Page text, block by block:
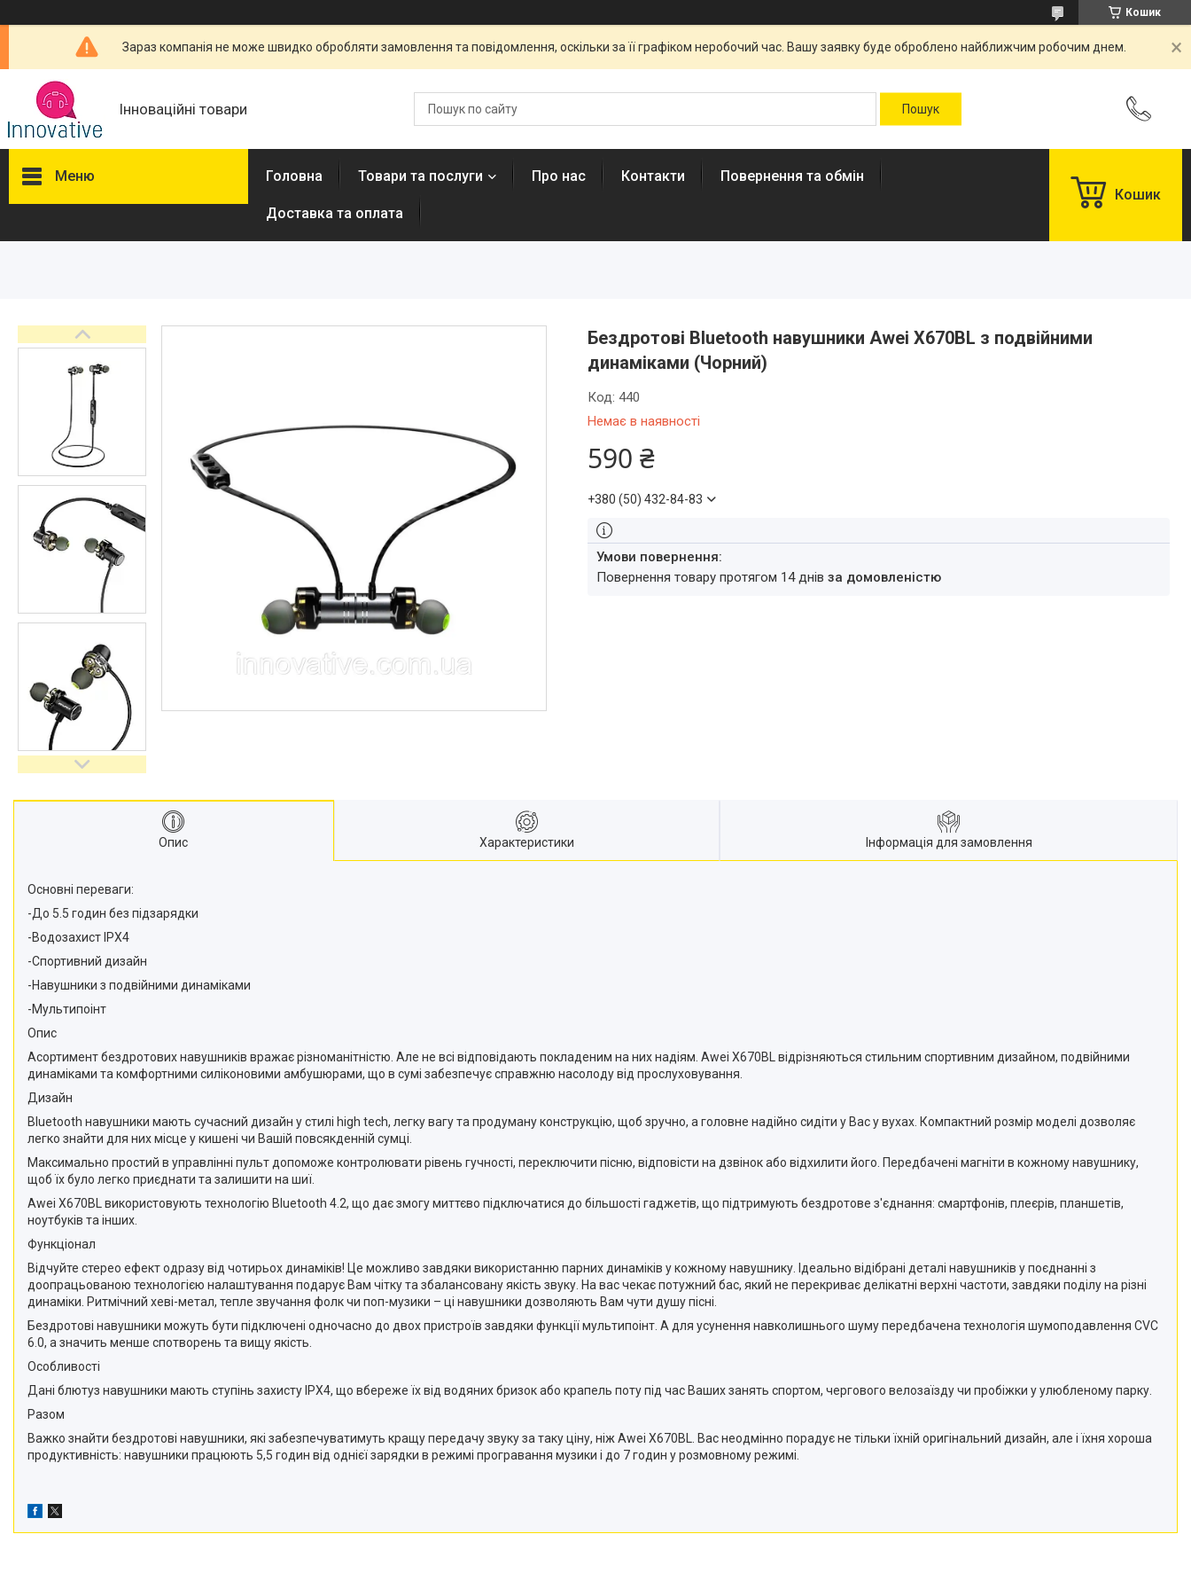
Кошик
Зараз компанія не може швидко обробляти замовлення та повідомлення, оскільки за її графіком неробочий час. Вашу заявку буде оброблено найближчим робочим днем.
Інноваційні товари
Меню
Доставка та оплата
Повернення та обмін
Головна Товари та послуги Про нас Контакти Повернення та обмін
Доставка та оплата
Кошик
Бездротові Bluetooth навушники Awei X670BL з подвійними
динаміками (Чорний)
Немає в наявності
Код: 440
590 ₴
+380 (50) 432-84-83
повернення товару протягом 14 днів за домовленістю
Опис Характеристики Інформація для замовлення
Основні переваги:
-До 5.5 годин без підзарядки
-Водозахист IPX4
-Спортивний дизайн
-Навушники з подвійними динаміками
-Мультипоінт
Опис
Асортимент бездротових навушників вражає різноманітністю. Але не всі відповідають покладеним на них надіям. Awei X670BL відрізняються стильним спортивним дизайном, подвійними
динаміками та комфортними силіконовими амбушюрами, що в сумі забезпечує справжню насолоду від прослуховування.
Дизайн
Bluetooth навушники мають сучасний дизайн у стилі high tech, легку вагу та продуману конструкцію, щоб зручно, а головне надійно сидіти у Вас у вухах. Компактний розмір моделі дозволяє
легко знайти для них місце у кишені чи Вашій повсякденній сумці.
Максимально простий в управлінні пульт допоможе контролювати рівень гучності, переключити пісню, відповісти на дзвінок або відхилити його. Передбачені магніти в кожному навушнику,
щоб їх було легко приєднати та залишити на шиї.
Awei X670BL використовують технологію Bluetooth 4.2, що дає змогу миттєво підключатися до більшості гаджетів, що підтримують бездротове з'єднання: смартфонів, плеєрів, планшетів,
ноутбуків та інших.
Функціонал
Відчуйте стерео ефект одразу від чотирьох динаміків! Це можливо завдяки використанню парних динаміків у кожному навушнику. Ідеально відібрані деталі навушників у поєднанні з
доопрацьованою технологією налаштування подарує Вам чітку та збалансовану якість звуку. На вас чекає потужний бас, який не перекриває делікатні верхні частоти, завдяки поділу на різні
динаміки. Ритмічний хеві-метал, тепле звучання фолк чи поп-музики – ці навушники дозволяють Вам чути душу пісні.
Бездротові навушники можуть бути підключені одночасно до двох пристроїв завдяки функції мультипоінт. А для усунення навколишнього шуму передбачена технологія шумоподавлення CVC
6.0, а значить менше спотворень та вищу якість.
Особливості
Дані блютуз навушники мають ступінь захисту IPX4, що вбереже їх від водяних бризок або крапель поту під час Ваших занять спортом, чергового велозаїзду чи пробіжки у улюбленому парку.
Разом
Важко знайти бездротові навушники, які забезпечуватимуть кращу передачу звуку за таку ціну, ніж Awei X670BL. Вас неодмінно порадує не тільки їхній оригінальний дизайн, але і їхня хороша
продуктивність: навушники працюють 5,5 годин від однієї зарядки в режимі програвання музики і до 7 годин у розмовному режимі.